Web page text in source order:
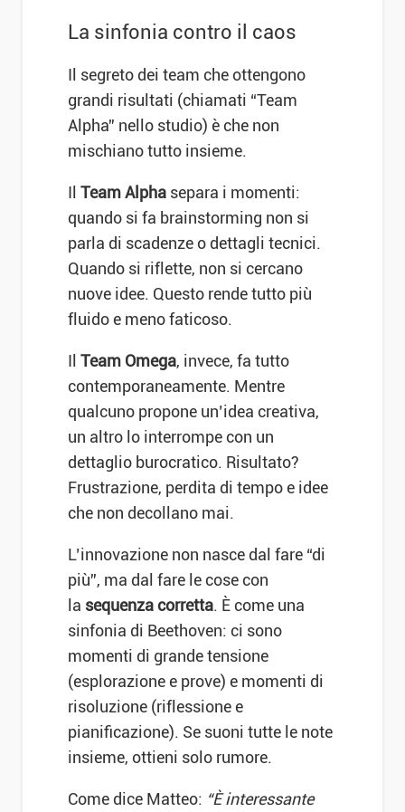
La sinfonia contro il caos
Il segreto dei team che ottengono
grandi risultati (chiamati “Team
Alpha” nello studio) è che non
mischiano tutto insieme.
Il Team Alpha separa i momenti:
quando si fa brainstorming non si
parla di scadenze o dettagli tecnici.
Quando si riflette, non si cercano
nuove idee. Questo rende tutto più
fluido e meno faticoso.
Il Team Omega, invece, fa tutto
contemporaneamente. Mentre
qualcuno propone un’idea creativa,
un altro lo interrompe con un
dettaglio burocratico. Risultato?
Frustrazione, perdita di tempo e idee
che non decollano mai.
L’innovazione non nasce dal fare “di
più”, ma dal fare le cose con
la sequenza corretta. È come una
sinfonia di Beethoven: ci sono
momenti di grande tensione
(esplorazione e prove) e momenti di
risoluzione (riflessione e
pianificazione). Se suoni tutte le note
insieme, ottieni solo rumore.
Come dice Matteo: “È interessante